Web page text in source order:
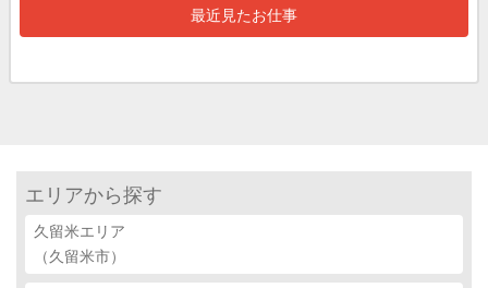
エリアから探す
久留米エリア
（久留米市）
最近見たお仕事